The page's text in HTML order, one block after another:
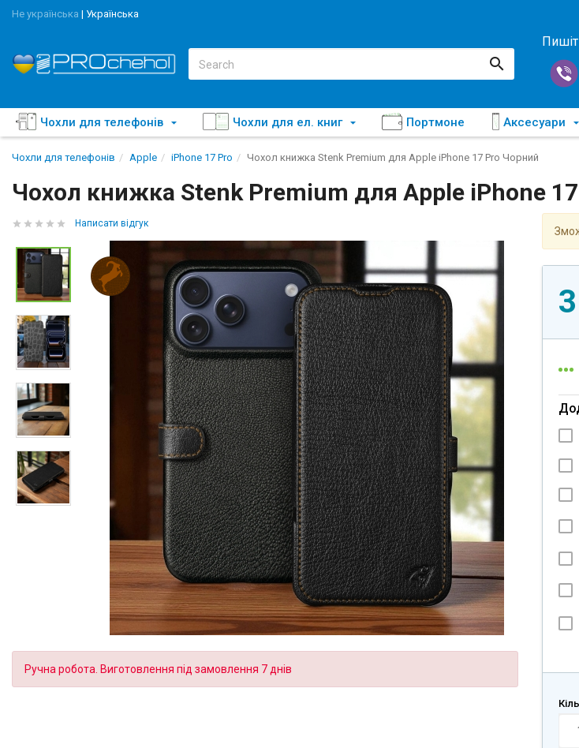
Не українська | Українська
Чохли для телефонів Чохли для ел. книг Портмоне Аксесуари
Чохли для телефонів Apple iPhone 17 Pro Чохол книжка Stenk Premium для Apple iPhone 17 Pro Чорний
Чохол книжка Stenk Premium для Apple iPhone
Написати відгук
Ручна робота. Виготовлення під замовлення 7 днів